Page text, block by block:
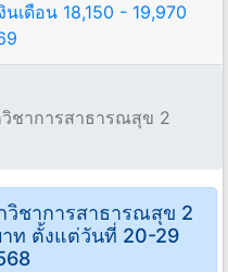
เดือน 18,150 - 19,970
ชาการสาธารณสุข 2
ชาการสาธารณสุข 2
าท ตั้งแต่วันที่ 20-29